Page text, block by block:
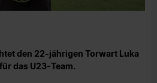
den 22-jährigen Torwart Luka
das U23-Team.